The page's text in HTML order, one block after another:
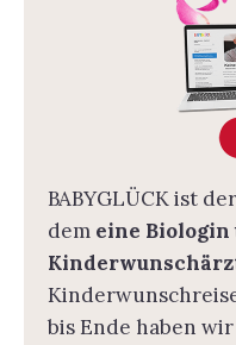
BABYGLÜCK ist
dem eine Biologin
bis Ende haben